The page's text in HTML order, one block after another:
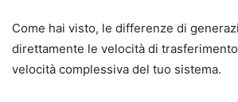
Come hai visto, le differenze di
direttamente le velocità di
velocità complessiva del tuo sistema.